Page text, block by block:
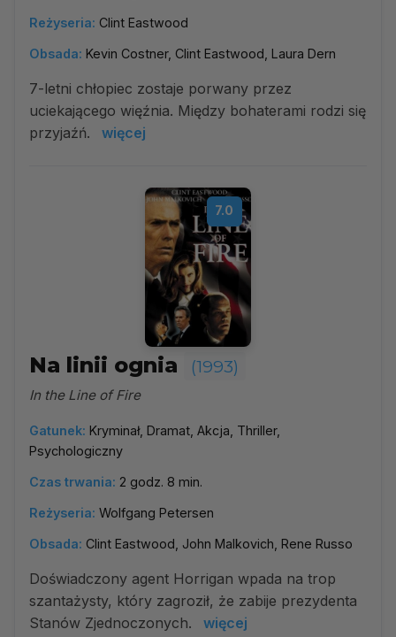
Reżyseria: Clint Eastwood
Obsada: Kevin Costner, Clint Eastwood, Laura Dern
7-letni chłopiec zostaje porwany przez
uciekającego więźnia. Między bohaterami rodzi się
przyjaźń.
więcej
7.0
Na linii ognia (1993)
In the Line of Fire
Gatunek: Kryminał, Dramat, Akcja, Thriller,
Psychologiczny
Czas trwania: 2 godz. 8 min.
Reżyseria: Wolfgang Petersen
Obsada: Clint Eastwood, John Malkovich, Rene Russo
Doświadczony agent Horrigan wpada na trop
szantażysty, który zagroził, że zabije prezydenta
Stanów Zjednoczonych.
więcej